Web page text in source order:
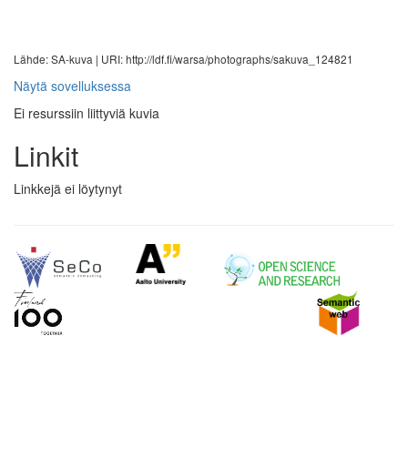
Lähde: SA-kuva | URI: http://ldf.fi/warsa/photographs/sakuva_124821
Näytä sovelluksessa
Ei resurssiin liittyviä kuvia
Linkit
Linkkejä ei löytynyt